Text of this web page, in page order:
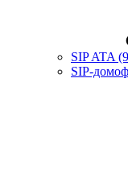
SIP ATA
SIP-